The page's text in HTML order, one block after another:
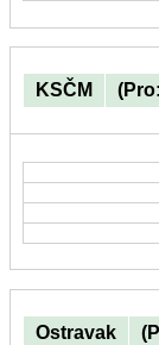
KSČM
Ostravak